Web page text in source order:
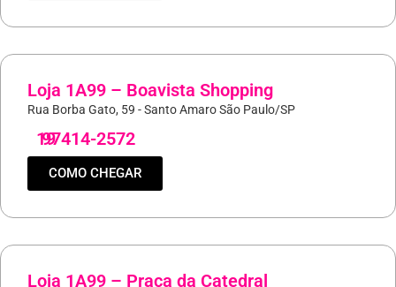
Loja 1A99 – Boavista Shopping
Rua Borba Gato, 59 - Santo Amaro São Paulo/SP
19
97414-2572
COMO CHEGAR
Loja 1A99 – Praça da Catedral